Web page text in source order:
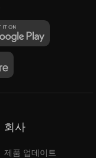
회사
제품 업데이트